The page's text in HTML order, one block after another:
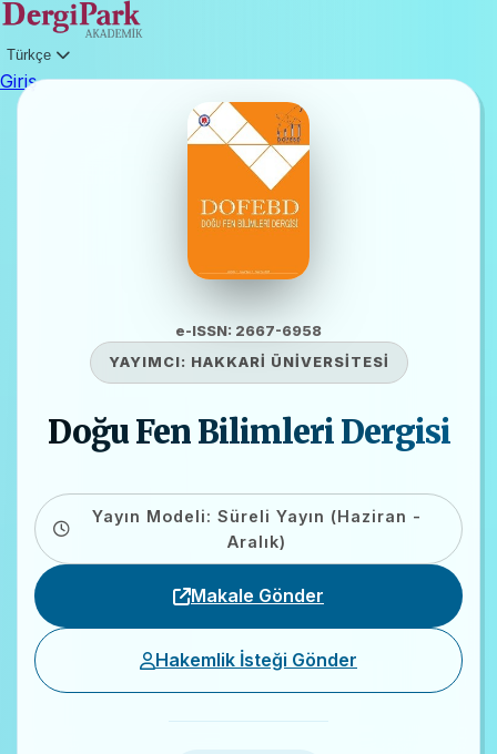
Türkçe
Giriş
e-ISSN: 2667-6958
YAYIMCI: HAKKARİ ÜNİVERSİTESİ
Doğu Fen Bilimleri Dergisi
Yayın Modeli: Süreli Yayın (Haziran -
Aralık)
Makale Gönder
Hakemlik İsteği Gönder